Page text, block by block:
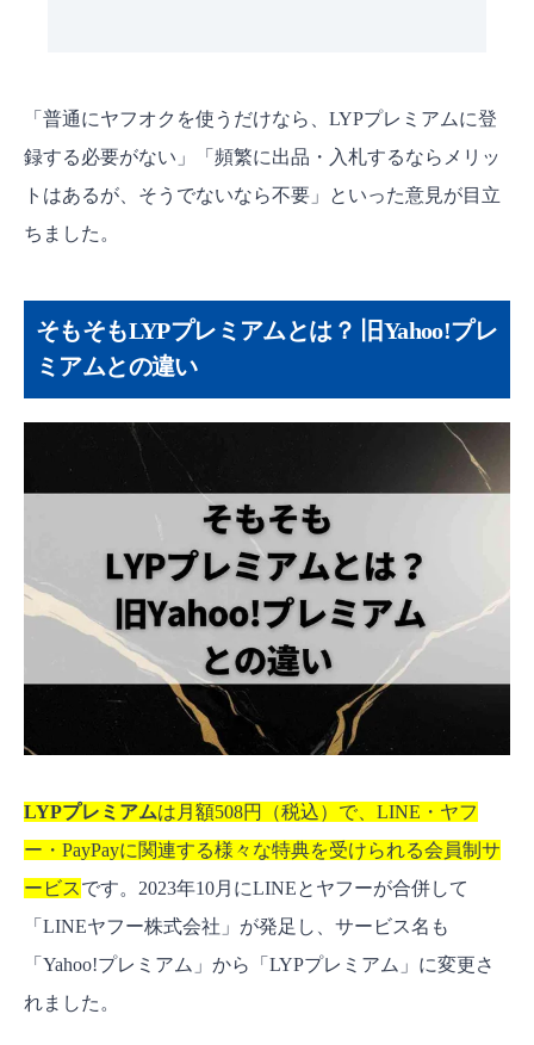
「普通にヤフオクを使うだけなら、LYPプレミアムに登
録する必要がない」「頻繁に出品・入札するならメリッ
トはあるが、そうでないなら不要」といった意見が目立
ちました。
そもそもLYPプレミアムとは？ 旧Yahoo!プレ
ミアムとの違い
LYPプレミアムは月額508円（税込）で、LINE・ヤフ
ー・PayPayに関連する様々な特典を受けられる会員制サ
ービスです。2023年10月にLINEとヤフーが合併して
「LINEヤフー株式会社」が発足し、サービス名も
「Yahoo!プレミアム」から「LYPプレミアム」に変更さ
れました。